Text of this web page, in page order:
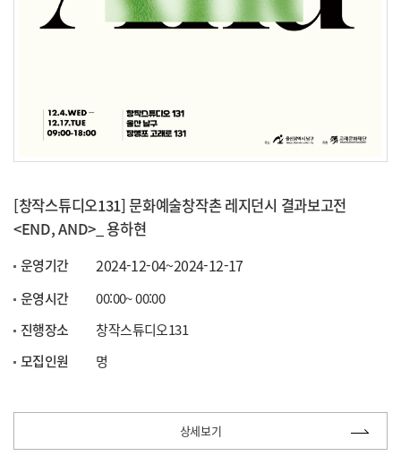
[창작스튜디오131] 문화예술창작촌 레지던시 결과보고전
<END, AND>_ 용하현
운영기간 2024-12-04~2024-12-17
운영시간
00:00~ 00:00
진행장소
창작스튜디오131
모집인원
명
상세보기